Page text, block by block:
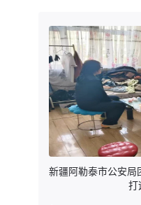
新疆阿勒泰市公安局
打